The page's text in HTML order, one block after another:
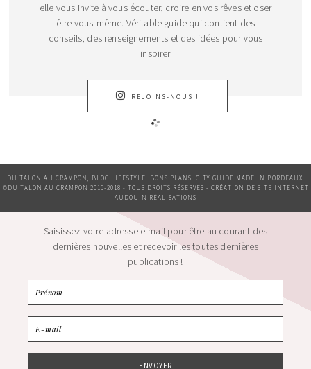
elle vous invite à vous écouter, croire en vos rêves et oser
être vous-même. Véritable guide qui contient des
conseils, des renseignements et des idées pour vous
inspirer
REJOINS-NOUS !
DU TALON AU CRAMPON, BLOG LIFESTYLE, BONS PLANS, CITY GUIDE MADE IN BORDEAUX.
©DU TALON AU CRAMPON 2015-2018 - TOUS DROITS RÉSERVÉS - CRÉATION DE SITE INTERNET
AUDOUIN RÉALISATIONS
Saisissez votre adresse e-mail pour être au courant des
dernières nouvelles et recevoir les toutes dernières
publications !